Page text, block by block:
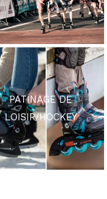
PATINAGE DE
LOISIR/HOCKEY